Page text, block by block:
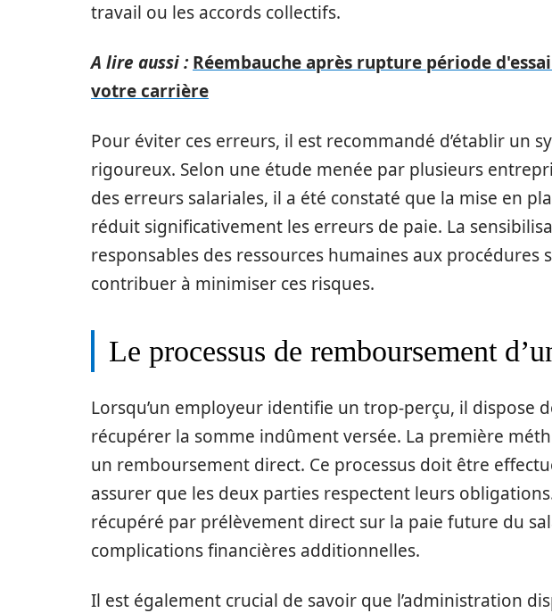
travail ou les accords collectifs.
A lire aussi : Réembauche après rupture période
votre carrière
Pour éviter ces erreurs, il est recommandé d’établir un
rigoureux. Selon une étude menée par plusieurs
des erreurs salariales, il a été constaté que la mise en
réduit significativement les erreurs de paie. La
responsables des ressources humaines aux procédures
contribuer à minimiser ces risques.
Le processus de remboursement
Lorsqu’un employeur identifie un trop-perçu, il dispose
récupérer la somme indûment versée. La première
un remboursement direct. Ce processus doit être
assurer que les deux parties respectent leurs
récupéré par prélèvement direct sur la paie future du
complications financières additionnelles.
Il est également crucial de savoir que l’administration